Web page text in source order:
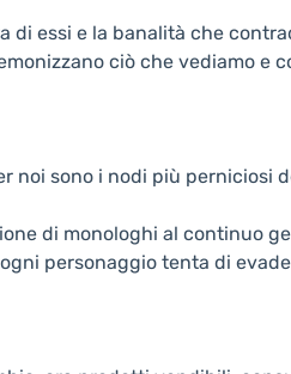
essi e la banalità che
ciò che vediamo e
sono i nodi più perniciosi
di monologhi al continuo
personaggio tenta di